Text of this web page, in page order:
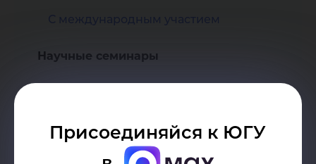
Присоединяйся к ЮГУ
С международным участием
Научные семинары
Высшая психолого-педагогическая
школа